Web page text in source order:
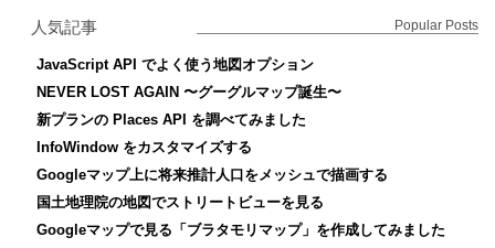
人気記事 Popular Posts
JavaScript API でよく使う地図オプション
NEVER LOST AGAIN 〜グーグルマップ誕生〜
新プランの Places API を調べてみました
InfoWindow をカスタマイズする
Googleマップ上に将来推計人口をメッシュで描画する
国土地理院の地図でストリートビューを見る
Googleマップで見る「ブラタモリマップ」を作成してみました